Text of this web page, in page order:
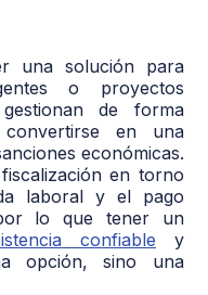
una solución para
o proyectos
de forma
convertirse en una
económicas.
en torno
laboral y el pago
lo que tener un
confiable y
opción, sino una